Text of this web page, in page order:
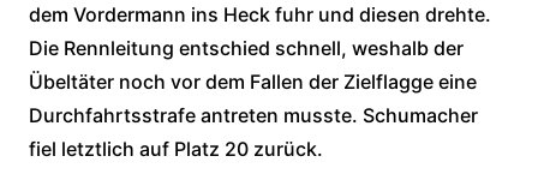
dem Vordermann ins Heck fuhr und diesen drehte.
Die Rennleitung entschied schnell, weshalb der
Übeltäter noch vor dem Fallen der Zielflagge eine
Durchfahrtsstrafe antreten musste. Schumacher
fiel letztlich auf Platz 20 zurück.